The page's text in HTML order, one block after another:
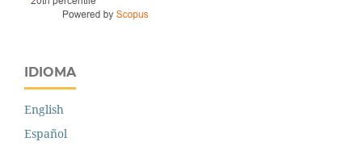
IDIOMA
English
Español